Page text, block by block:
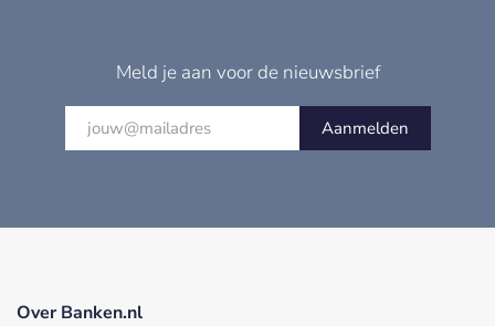
Meld je aan voor de nieuwsbrief
Aanmelden
Over Banken.nl